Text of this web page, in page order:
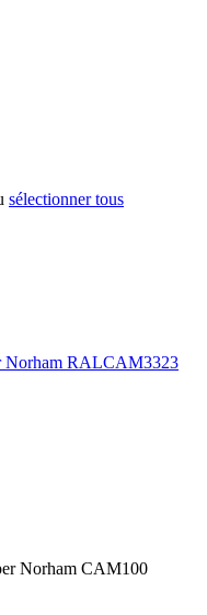
sélectionner tous
Norham RALCAM3323
Norham CAM100